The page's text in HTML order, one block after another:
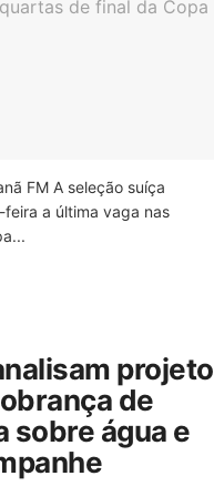
FM A seleção suíça
a última vaga nas
projeto
de
sobre água e